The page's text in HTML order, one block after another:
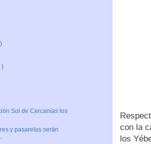
con la
los
)
Sol de Cercanías los
y pasarelas serán